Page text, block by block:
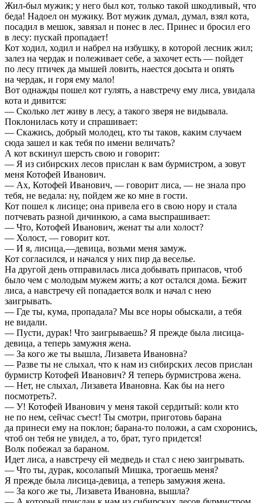
Жил-был мужик; у него был кот, только такой шкодливый, что
беда! Надоел он мужику. Вот мужик думал, думал, взял кота,
посадил в мешок, завязал и понес в лес. Принес и бросил его
в лесу: пускай пропадает!
Кот ходил, ходил и набрел на избушку, в которой лесник жил;
залез на чердак и полеживает себе, а захочет есть — пойдет
по лесу птичек да мышей ловить, наестся досыта и опять
на чердак, и горя ему мало!
Вот однажды пошел кот гулять, а навстречу ему лиса, увидала
кота и дивится:
— Сколько лет живу в лесу, а такого зверя не видывала.
Поклонилась коту и спрашивает:
— Скажись, добрый молодец, кто ты таков, каким случаем
сюда зашел и как тебя по имени величать?
А кот вскинул шерсть свою и говорит:
— Я из сибирских лесов прислан к вам бурмистром, а зовут
меня Котофей Иванович.
— Ах, Котофей Иванович, — говорит лиса, — не знала про
тебя, не ведала: ну, пойдем же ко мне в гости.
Кот пошел к лисице; она привела его в свою нору и стала
потчевать разной дичинкою, а сама выспрашивает:
— Что, Котофей Иванович, женат ты али холост?
— Холост, — говорит кот.
— И я, лисица,—девица, возьми меня замуж.
Кот согласился, и начался у них пир да веселье.
На другой день отправилась лиса добывать припасов, чтоб
было чем с молодым мужем жить; а кот остался дома. Бежит
лиса, а навстречу ей попадается волк и начал с нею
заигрывать.
— Где ты, кума, пропадала? Мы все норы обыскали, а тебя
не видали.
— Пусти, дурак! Что заигрываешь? Я прежде была лисица-
девица, а теперь замужня жена.
— За кого же ты вышла, Лизавета Ивановна?
— Разве ты не слыхал, что к нам из сибирских лесов прислан
бурмистр Котофей Иванович? Я теперь бурмистрова жена.
— Нет, не слыхал, Лизавета Ивановна. Как бы на него
посмотреть?.
— У! Котофей Иванович у меня такой сердитый: коли кто
не по нем, сейчас съест! Ты смотри, приготовь барана
да принеси ему на поклон; барана-то положи, а сам схоронись,
чтоб он тебя не увидел, а то, брат, туго придется!
Волк побежал за бараном.
Идет лиса, а навстречу ей медведь и стал с нею заигрывать.
— Что ты, дурак, косолапый Мишка, трогаешь меня?
Я прежде была лисица-девица, а теперь замужня жена.
— За кого же ты, Лизавета Ивановна, вышла?